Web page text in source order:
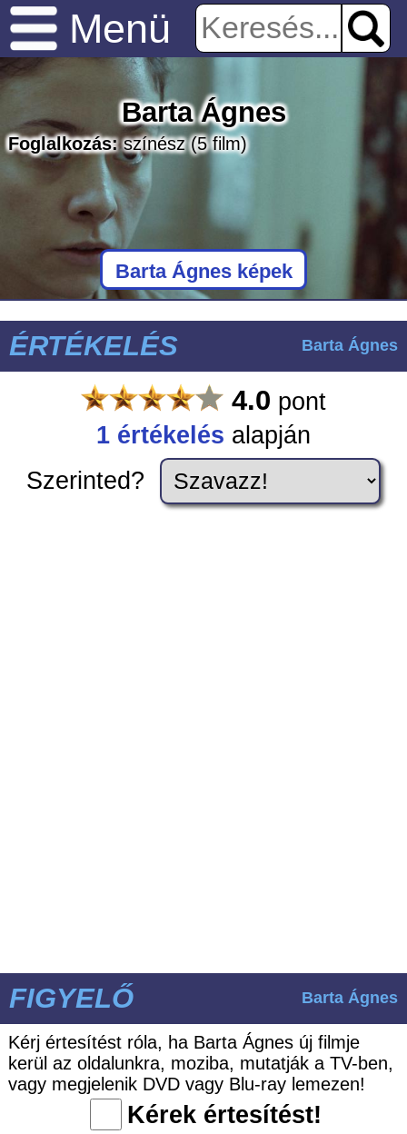
Menü
Barta Ágnes
Foglalkozás:színész(5 film)
Barta Ágnes képek
ÉRTÉKELÉS Barta Ágnes
4.0 pont
1 értékelés alapján
Szerinted?
FIGYELŐ Barta Ágnes
Kérj értesítést róla, ha Barta Ágnes új filmje
kerül az oldalunkra, moziba, mutatják a TV-ben,
vagy megjelenik DVD vagy Blu-ray lemezen!
Kérek értesítést!